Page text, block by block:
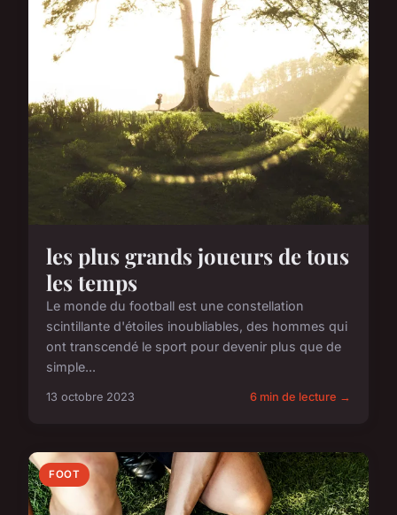
les plus grands joueurs de tous
les temps
Le monde du football est une constellation
scintillante d'étoiles inoubliables, des hommes qui
ont transcendé le sport pour devenir plus que de
simple...
13 octobre 2023 6 min de lecture →
FOOT